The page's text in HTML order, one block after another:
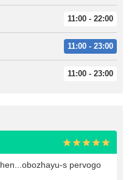
11:00 - 22:00
11:00 - 23:00
11:00 - 23:00
s pervogo